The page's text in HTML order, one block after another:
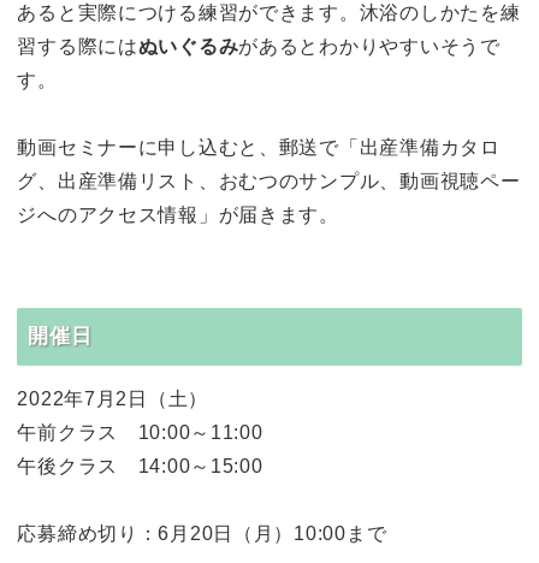
あると実際につける練習ができます。沐浴のしかたを練
習する際にはぬいぐるみがあるとわかりやすいそうで
す。
動画セミナーに申し込むと、郵送で「出産準備カタロ
グ、出産準備リスト、おむつのサンプル、動画視聴ペー
ジへのアクセス情報」が届きます。
開催日
2022年7月2日（土）
午前クラス 10:00～11:00
午後クラス 14:00～15:00
応募締め切り：6月20日（月）10:00まで